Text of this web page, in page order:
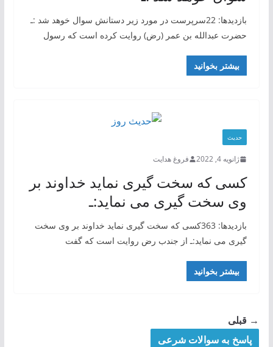
بازدیدها: 22سرپرست در مورد زیر دستانش سوال خوهد شد :ـ
حضرت عبدالله بن عمر (رض) روایت کرده است که رسول
بیشتر بخوانید
حدیث
ژانویه 4, 2022 فروغ هدایت
کسی که سخت گیری نماید خداوند بر
وی سخت گیری می نماید:ـ
بازدیدها: 363کسی که سخت گیری نماید خداوند بر وی سخت
گیری می نماید:ـ از جندب رض روایت است که گفت
بیشتر بخوانید
→ قبلی
پاسخ به سوالات شرعی